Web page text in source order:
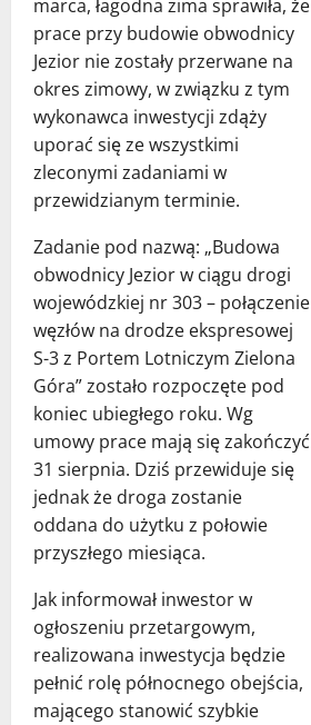
marca, łagodna zima sprawiła, że
prace przy budowie obwodnicy
Jezior nie zostały przerwane na
okres zimowy, w związku z tym
wykonawca inwestycji zdąży
uporać się ze wszystkimi
zleconymi zadaniami w
przewidzianym terminie.
Zadanie pod nazwą: „Budowa
obwodnicy Jezior w ciągu drogi
wojewódzkiej nr 303 – połączenie
węzłów na drodze ekspresowej
S-3 z Portem Lotniczym Zielona
Góra” zostało rozpoczęte pod
koniec ubiegłego roku. Wg
umowy prace mają się zakończyć
31 sierpnia. Dziś przewiduje się
jednak że droga zostanie
oddana do użytku z połowie
przyszłego miesiąca.
Jak informował inwestor w
ogłoszeniu przetargowym,
realizowana inwestycja będzie
pełnić rolę północnego obejścia,
mającego stanowić szybkie